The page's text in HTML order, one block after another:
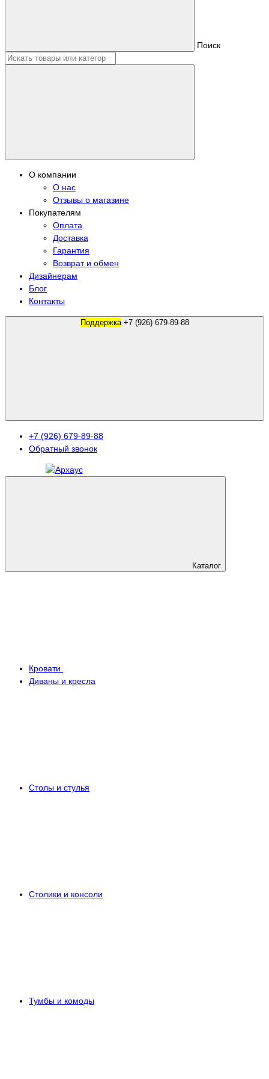
Поиск
О компании
О нас
Отзывы о магазине
Покупателям
Оплата
Доставка
Гарантия
Возврат и обмен
Дизайнерам
Блог
Контакты
Поддержка +7 (926) 679-89-88
+7 (926) 679-89-88
Обратный звонок
Каталог
Кровати
Диваны и кресла
Столы и стулья
Столики и консоли
Тумбы и комоды